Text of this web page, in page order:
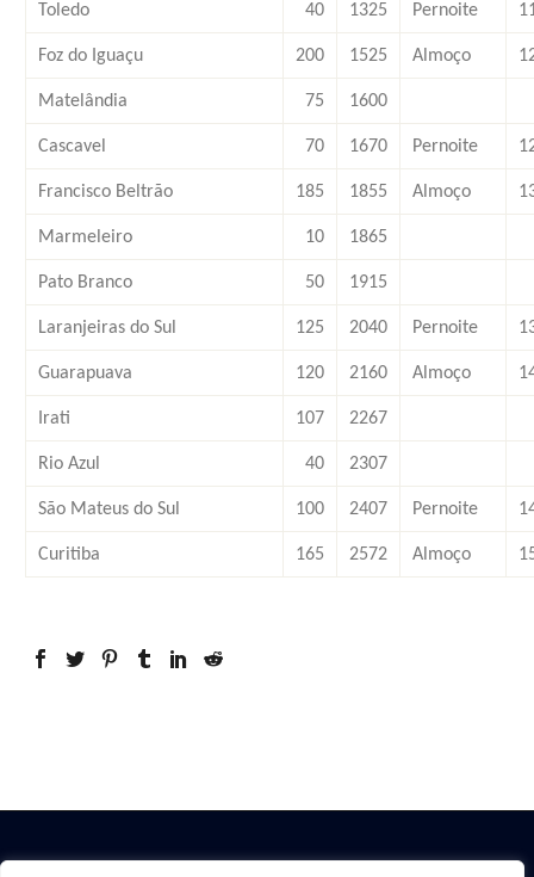
Toledo 40 1325 Pernoite
Foz do Iguaçu 200 1525 Almoço
Matelândia 75 1600
Cascavel 70 1670 Pernoite
Francisco Beltrão 185 1855 Almoço
Marmeleiro 10 1865
Pato Branco 50 1915
Laranjeiras do Sul 125 2040 Pernoite
Guarapuava 120 2160 Almoço
Irati 107 2267
Rio Azul 40 2307
São Mateus do Sul 100 2407 Pernoite
Curitiba 165 2572 Almoço